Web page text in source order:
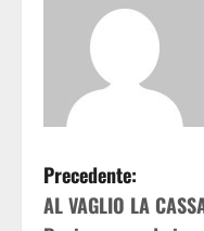
Precedente:
AL VAGLIO LA